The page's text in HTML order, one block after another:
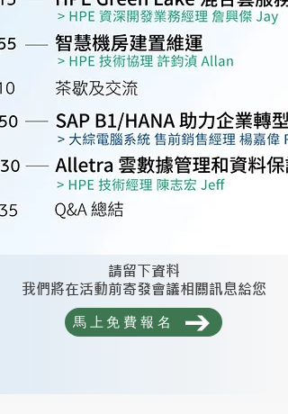
請留下資料
​我們將在活動前寄發會議相關訊息給您
馬上免費報名